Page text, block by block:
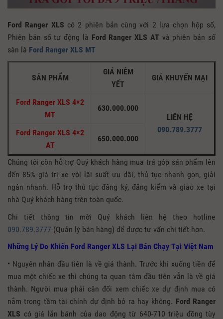
Ford Ranger XLS có 2 phiên bản cùng với 2 lựa chọn hộp số,
Phiên bản số tự động là Ford Ranger XLS AT và phiên bản số
sàn là Ford Ranger XLS MT
SẢN PHẨM
GIÁ NIÊM
YẾT
GIÁ KHUYẾN MẠI
Ford Ranger XLS 4×2
MT
630.000.000
LIÊN HỆ
090.789.3777
Ford Ranger XLS 4×2
AT
650.000.000
Chúng tôi còn hỗ trợ Quý khách hàng mua trả góp sản phẩm lên
đến 85% giá trị xe với lãi suất ưu đãi, thủ tục nhanh gọn, giải
ngân nhanh. Hỗ trợ thủ tục đăng ký, đăng kiểm và giao xe tại
nhà Quý khách hàng trên toàn quốc.
Chi tiết thông tin mời Quý khách liên hệ theo hotline
090.789.3777 (Quản lý bán hàng) để được tư vấn chi tiết hơn.
Những Lý Do Khiến Ford Ranger XLS Lại Bán Chạy Tại Việt Nam
• Nguyên nhân đầu tiên là về giá thành. Trước khi xuống tiền để
mua một chiếc xe thì chúng ta quan tâm đầu tiên vẫn là về giá
thành. Người mua phải cân đối xem chiếc xe dự định mua có
nằm trong tầm tài chính dự định bỏ ra hay không. Ford Ranger
XLS có giá lăn bánh của dao động từ 640-710 triệu đồng tùy